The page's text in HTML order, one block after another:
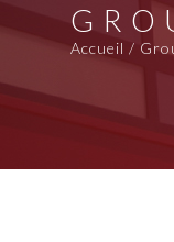
Actualités
Carrières
Accueil /